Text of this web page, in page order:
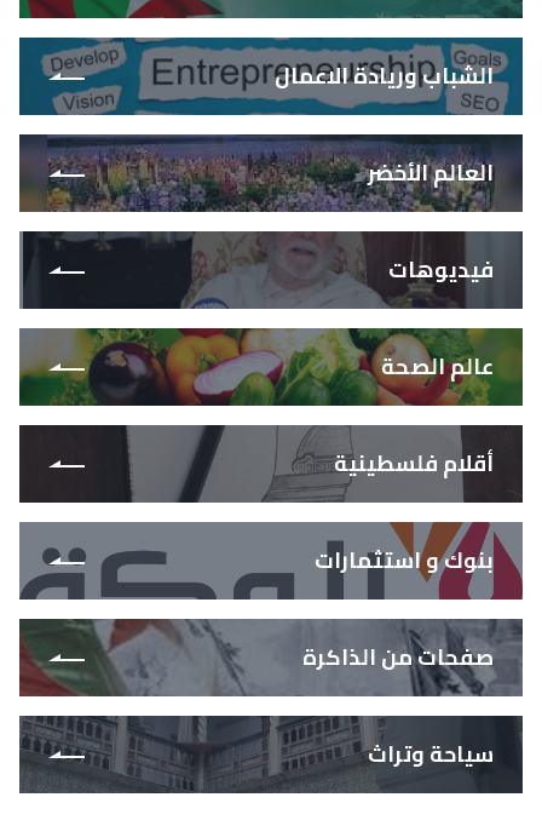
الشباب وريادة الاعمال
العالم الأخضر
فيديوهات
عالم الصحة
أقلام فلسطينية
بنوك و استثمارات
صفحات من الذاكرة
سياحة وتراث